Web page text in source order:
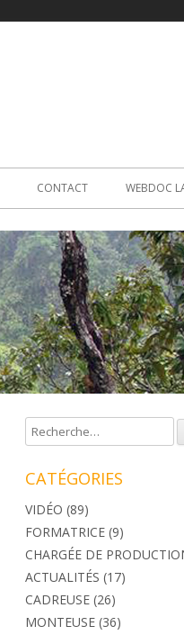
CONTACT WEBDOC
Rechercher :
CATÉGORIES
VIDÉO (89)
FORMATRICE (9)
CHARGÉE DE
ACTUALITÉS (17)
CADREUSE (26)
MONTEUSE (36)